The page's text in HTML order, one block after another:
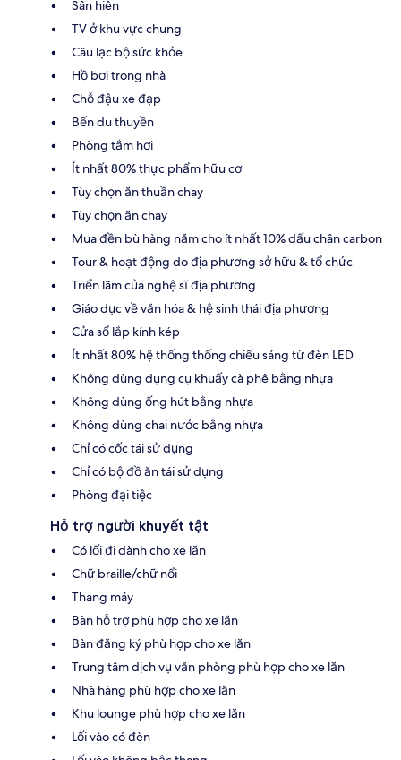
Sân hiên
TV ở khu vực chung
Câu lạc bộ sức khỏe
Hồ bơi trong nhà
Chỗ đậu xe đạp
Bến du thuyền
Phòng tắm hơi
Ít nhất 80% thực phẩm hữu cơ
Tùy chọn ăn thuần chay
Tùy chọn ăn chay
Mua đền bù hàng năm cho ít nhất 10% dấu chân carbon
Tour & hoạt động do địa phương sở hữu & tổ chức
Triển lãm của nghệ sĩ địa phương
Giáo dục về văn hóa & hệ sinh thái địa phương
Cửa sổ lắp kính kép
Ít nhất 80% hệ thống thống chiếu sáng từ đèn LED
Không dùng dụng cụ khuấy cà phê bằng nhựa
Không dùng ống hút bằng nhựa
Không dùng chai nước bằng nhựa
Chỉ có cốc tái sử dụng
Chỉ có bộ đồ ăn tái sử dụng
Phòng đại tiệc
Hỗ trợ người khuyết tật
Có lối đi dành cho xe lăn
Chữ braille/chữ nổi
Thang máy
Bàn hỗ trợ phù hợp cho xe lăn
Bàn đăng ký phù hợp cho xe lăn
Trung tâm dịch vụ văn phòng phù hợp cho xe lăn
Nhà hàng phù hợp cho xe lăn
Khu lounge phù hợp cho xe lăn
Lối vào có đèn